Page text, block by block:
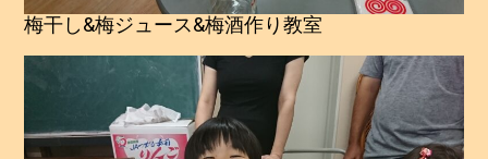
梅干し&梅ジュース&梅酒作り教室